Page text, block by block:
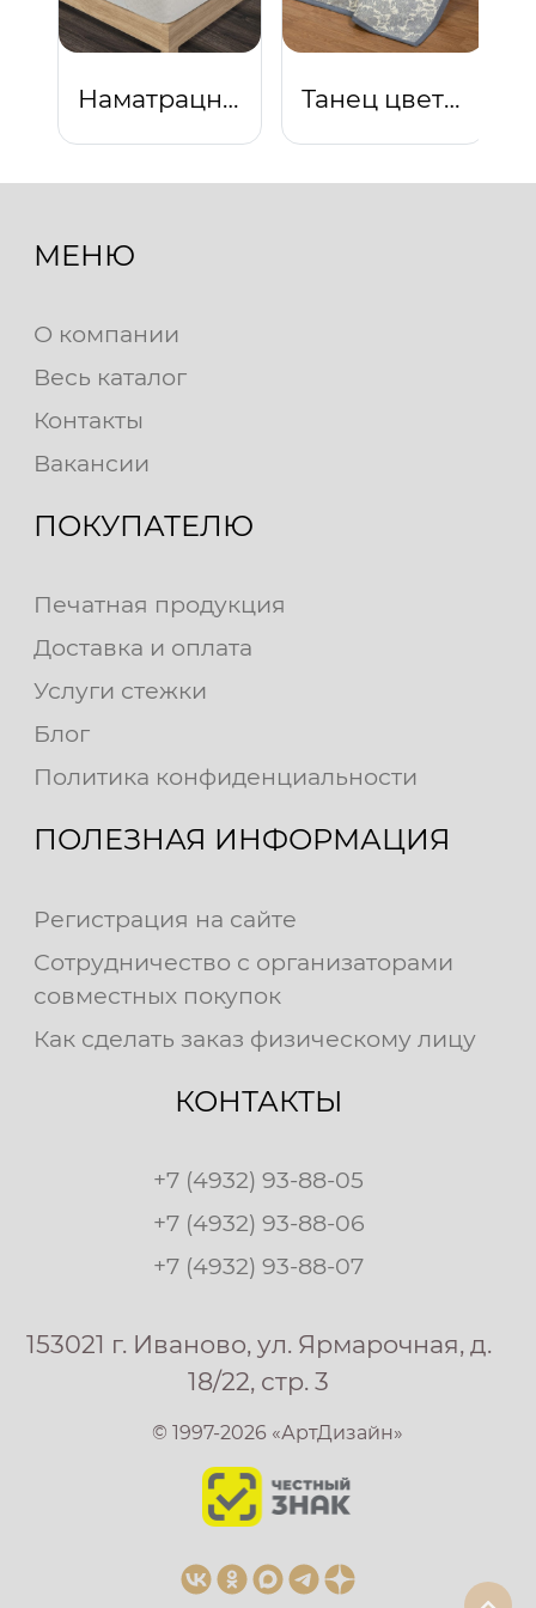
Наматрацник "Бамбук" (Тик) Танец цветов сине-серое
МЕНЮ
О компании
Весь каталог
Контакты
Вакансии
ПОКУПАТЕЛЮ
Печатная продукция
Доставка и оплата
Услуги стежки
Блог
Политика конфиденциальности
ПОЛЕЗНАЯ ИНФОРМАЦИЯ
Регистрация на сайте
Сотрудничество с организаторами
совместных покупок
Как сделать заказ физическому лицу
КОНТАКТЫ
+7 (4932) 93-88-05
+7 (4932) 93-88-06
+7 (4932) 93-88-07
153021 г. Иваново, ул. Ярмарочная, д.
18/22, стр. 3
© 1997-2026 «АртДизайн»